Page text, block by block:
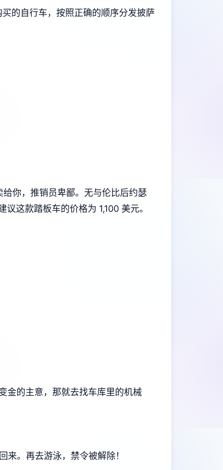
的自行车，按照正确的顺序分发披萨
你，推销员卑鄙。无与伦比后约瑟
这款踏板车的价格为 1,100 美元。
金的主意，那就去找车库里的机械
。再去游泳，禁令被解除！